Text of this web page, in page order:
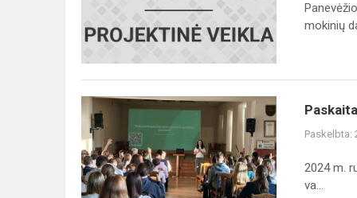
įgyvendinimo
mokinių
Paskaita Paskaita
Paskelbta:
2024 m.
va...